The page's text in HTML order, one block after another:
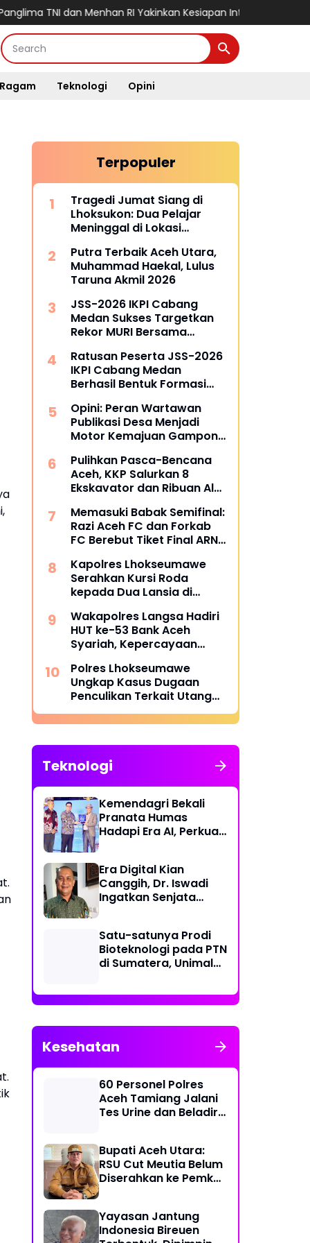
dan Menhan RI Yakinkan Kesiapan Interoperabilitas TNI
Ragam Teknologi Opini
Terpopuler
Tragedi Jumat Siang di
Lhoksukon: Dua Pelajar
Meninggal di Lokasi
Putra Terbaik Aceh Utara,
Muhammad Haekal, Lulus
Taruna Akmil 2026
JSS-2026 IKPI Cabang
Medan Sukses Targetkan
Rekor MURI Bersama
Indonesia
Ratusan Peserta JSS-2026
IKPI Cabang Medan
Berhasil Bentuk Formasi
Opini: Peran Wartawan
Publikasi Desa Menjadi
Motor Kemajuan Gampong
Pulihkan Pasca-Bencana
Aceh, KKP Salurkan 8
Ekskavator dan Ribuan Alat
Memasuki Babak Semifinal:
Razi Aceh FC dan Forkab
FC Berebut Tiket Final ARN
Kapolres Lhokseumawe
Serahkan Kursi Roda
kepada Dua Lansia di
Izzah
Wakapolres Langsa Hadiri
HUT ke-53 Bank Aceh
Syariah, Kepercayaan
Polres Lhokseumawe
Ungkap Kasus Dugaan
Penculikan Terkait Utang
Piutang, Dua Terduga
Pelaku Diamankan
Teknologi
Kemendagri Bekali
Pranata Humas
Hadapi Era AI, Perkuat
Disinformasi
Era Digital Kian
Canggih, Dr. Iswadi
Ingatkan Senjata
Satu-satunya Prodi
Bioteknologi pada PTN
di Sumatera, Unimal
Penyusunan Kurikulum
Kesehatan
60 Personel Polres
Aceh Tamiang Jalani
Tes Urine dan Beladiri
Bupati Aceh Utara:
RSU Cut Meutia Belum
Diserahkan ke Pemko
Yayasan Jantung
Indonesia Bireuen